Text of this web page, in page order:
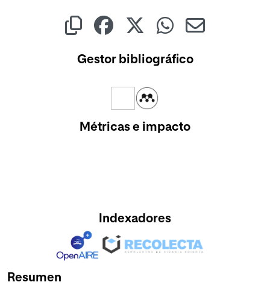
Gestor bibliográfico
Métricas e impacto
Indexadores
Resumen